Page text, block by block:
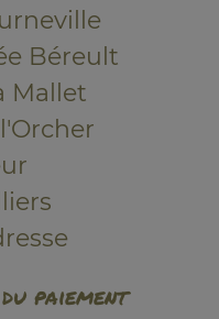
Béreult
Mallet
paiement